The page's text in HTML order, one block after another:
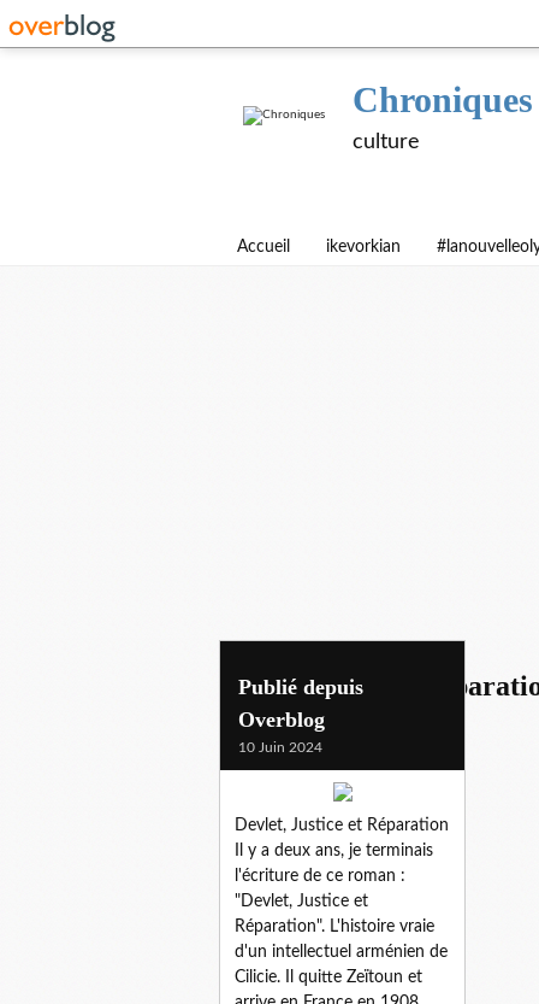
Chroniques
culture
Accueil ikevorkian
devlet, justice et
Publié depuis
Overblog
10 Juin 2024
Devlet, Justice et Réparation
Il y a deux ans, je terminais
l'écriture de ce roman :
"Devlet, Justice et
Réparation". L'histoire vraie
d'un intellectuel arménien de
Cilicie. Il quitte Zeïtoun et